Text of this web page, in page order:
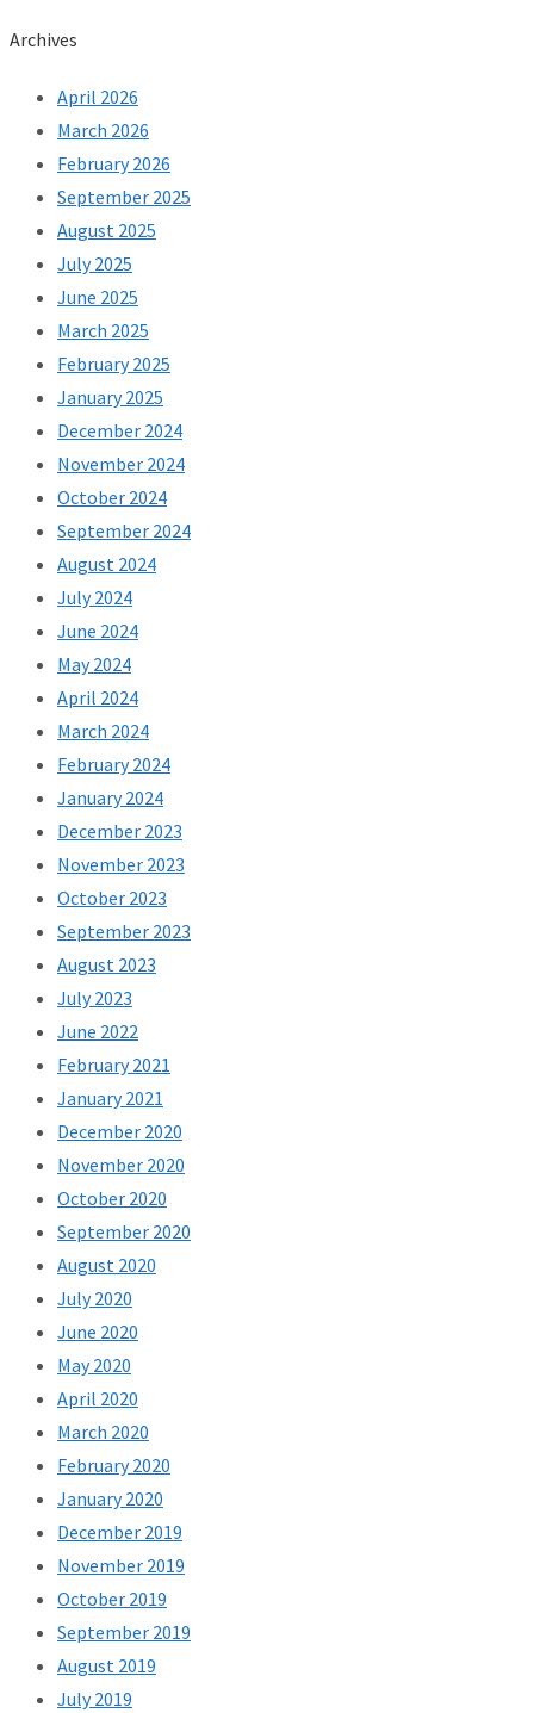
Archives
April 2026
March 2026
February 2026
September 2025
August 2025
July 2025
June 2025
March 2025
February 2025
January 2025
December 2024
November 2024
October 2024
September 2024
August 2024
July 2024
June 2024
May 2024
April 2024
March 2024
February 2024
January 2024
December 2023
November 2023
October 2023
September 2023
August 2023
July 2023
June 2022
February 2021
January 2021
December 2020
November 2020
October 2020
September 2020
August 2020
July 2020
June 2020
May 2020
April 2020
March 2020
February 2020
January 2020
December 2019
November 2019
October 2019
September 2019
August 2019
July 2019